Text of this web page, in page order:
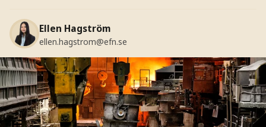
Ellen Hagström
ellen.hagstrom@efn.se